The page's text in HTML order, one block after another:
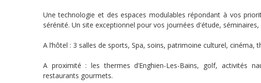
Une technologie et des espaces modulables répondant à vos
sérénité. Un site exceptionnel pour vos journées d'étude,
A l’hôtel : 3 salles de sports, Spa, soins, patrimoine culturel, cinéma,
A proximité : les thermes d’Enghien-Les-Bains, golf, activités
restaurants gourmets.